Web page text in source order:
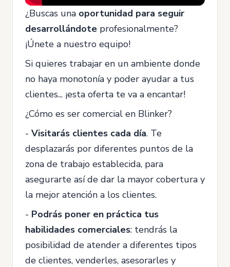
¿Buscas una oportunidad para seguir
desarrollándote profesionalmente?
¡Únete a nuestro equipo!
Si quieres trabajar en un ambiente donde
no haya monotonía y poder ayudar a tus
clientes... ¡esta oferta te va a encantar!
¿Cómo es ser comercial en Blinker?
- Visitarás clientes cada día. Te
desplazarás por diferentes puntos de la
zona de trabajo establecida, para
asegurarte así de dar la mayor cobertura y
la mejor atención a los clientes.
- Podrás poner en práctica tus
habilidades comerciales: tendrás la
posibilidad de atender a diferentes tipos
de clientes, venderles, asesorarles y